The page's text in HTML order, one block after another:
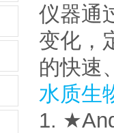
仪器通
变化，
的快速
水质生
1.